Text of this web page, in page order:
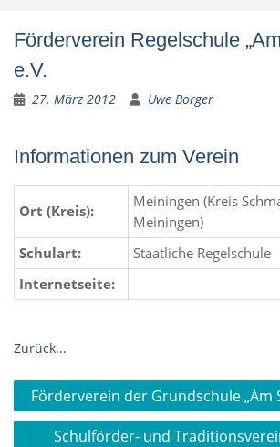
Förderverein Regelschule
e.V.
27. März 2012 Uwe Borger
Informationen zum Verein
Ort (Kreis):
Meiningen (Kreis
Meiningen)
Schulart:
Staatliche Regelschule
Internetseite:
Zurück...
Beitragsnavigation
Förderverein der Grundschule „Am
Schulförder- und